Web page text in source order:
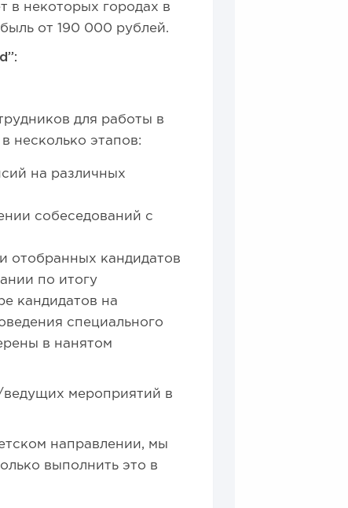
в некоторых городах в
от 190 000 рублей.
для работы в
несколько этапов:
на различных
собеседований с
отобранных кандидатов
по итогу
кандидатов на
специального
в нанятом
ведущих мероприятий в
направлении, мы
выполнить это в